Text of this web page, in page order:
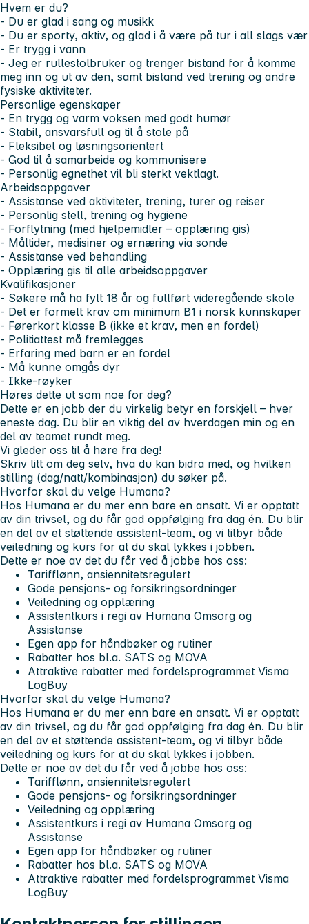
Hvem er du?
- Du er glad i sang og musikk
- Du er sporty, aktiv, og glad i å være på tur i all slags vær
- Er trygg i vann
- Jeg er rullestolbruker og trenger bistand for å komme
meg inn og ut av den, samt bistand ved trening og andre
fysiske aktiviteter.
Personlige egenskaper
- En trygg og varm voksen med godt humør
- Stabil, ansvarsfull og til å stole på
- Fleksibel og løsningsorientert
- God til å samarbeide og kommunisere
- Personlig egnethet vil bli sterkt vektlagt.
Arbeidsoppgaver
- Assistanse ved aktiviteter, trening, turer og reiser
- Personlig stell, trening og hygiene
- Forflytning (med hjelpemidler – opplæring gis)
- Måltider, medisiner og ernæring via sonde
- Assistanse ved behandling
- Opplæring gis til alle arbeidsoppgaver
Kvalifikasjoner
- Søkere må ha fylt 18 år og fullført videregående skole
- Det er formelt krav om minimum B1 i norsk kunnskaper
- Førerkort klasse B (ikke et krav, men en fordel)
- Politiattest må fremlegges
- Erfaring med barn er en fordel
- Må kunne omgås dyr
- Ikke-røyker
Høres dette ut som noe for deg?
Dette er en jobb der du virkelig betyr en forskjell – hver
eneste dag. Du blir en viktig del av hverdagen min og en
del av teamet rundt meg.
Vi gleder oss til å høre fra deg!
Skriv litt om deg selv, hva du kan bidra med, og hvilken
stilling (dag/natt/kombinasjon) du søker på.
Hvorfor skal du velge Humana?
Hos Humana er du mer enn bare en ansatt. Vi er opptatt
av din trivsel, og du får god oppfølging fra dag én. Du blir
en del av et støttende assistent-team, og vi tilbyr både
veiledning og kurs for at du skal lykkes i jobben.
Dette er noe av det du får ved å jobbe hos oss:
Tarifflønn, ansiennitetsregulert
Gode pensjons- og forsikringsordninger
Veiledning og opplæring
Assistentkurs i regi av Humana Omsorg og
Assistanse
Egen app for håndbøker og rutiner
Rabatter hos bl.a. SATS og MOVA
Attraktive rabatter med fordelsprogrammet Visma
LogBuy
Hvorfor skal du velge Humana?
Hos Humana er du mer enn bare en ansatt. Vi er opptatt
av din trivsel, og du får god oppfølging fra dag én. Du blir
en del av et støttende assistent-team, og vi tilbyr både
veiledning og kurs for at du skal lykkes i jobben.
Dette er noe av det du får ved å jobbe hos oss:
Tarifflønn, ansiennitetsregulert
Gode pensjons- og forsikringsordninger
Veiledning og opplæring
Assistentkurs i regi av Humana Omsorg og
Assistanse
Egen app for håndbøker og rutiner
Rabatter hos bl.a. SATS og MOVA
Attraktive rabatter med fordelsprogrammet Visma
LogBuy